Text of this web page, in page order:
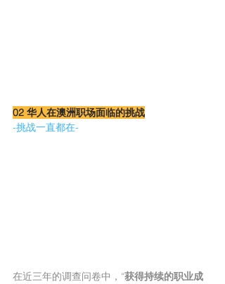
02 华人在澳洲职场面临的挑战
-挑战一直都在-
在近三年的调查问卷中，“获得持续的职业成